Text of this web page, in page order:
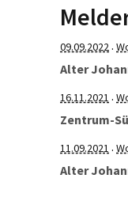
09.09.2022·
Alter
16.11.2021 ·
Zentrum-
11.09.2021 ·
Alter